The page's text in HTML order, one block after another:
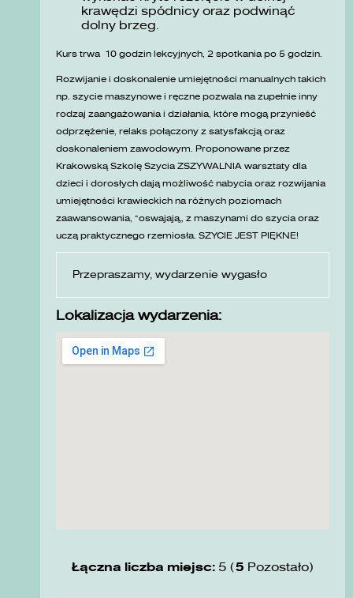
krawędzi spódnicy oraz podwinąć
dolny brzeg.
Kurs trwa 10 godzin lekcyjnych, 2 spotkania po 5 godzin.
Rozwijanie i doskonalenie umiejętności manualnych takich
np. szycie maszynowe i ręczne pozwala na zupełnie inny
rodzaj zaangażowania i działania, które mogą przynieść
odprzężenie, relaks połączony z satysfakcją oraz
doskonaleniem zawodowym. Proponowane przez
Krakowską Szkolę Szycia ZSZYWALNIA warsztaty dla
dzieci i dorosłych dają możliwość nabycia oraz rozwijania
umiejętności krawieckich na różnych poziomach
zaawansowania, „oswajają” z maszynami do szycia oraz
uczą praktycznego rzemiosła. SZYCIE JEST PIĘKNE!
Przepraszamy, wydarzenie wygasło
Lokalizacja wydarzenia:
Łączna liczba miejsc: 5 (5 Pozostało)